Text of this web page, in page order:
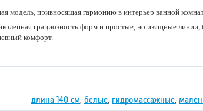
модель, привносящая гармонию в интерьер ванной
грациозность форм и простые, но изящные линии,
комфорт.
длина 140 см, белые, гидромассажные,